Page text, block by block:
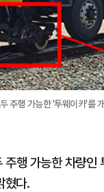
주행 가능한 '투웨이카'를
행 가능한 차량
혔다.